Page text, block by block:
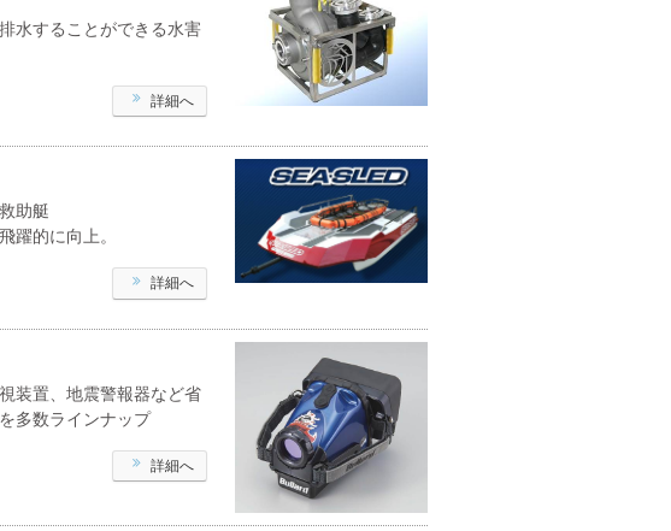
水することができる水害
詳細へ
助艇
躍的に向上。
詳細へ
装置、地震警報器など省
多数ラインナップ
詳細へ